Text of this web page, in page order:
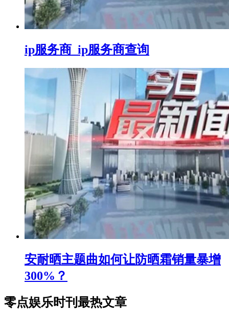
ip服务商_ip服务商查询
安耐晒主题曲如何让防晒霜销量暴增
300%？
零点娱乐时刊最热文章